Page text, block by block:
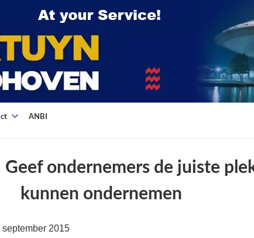
ANBI
Geef ondernemers de juiste
kunnen ondernemen
september 2015